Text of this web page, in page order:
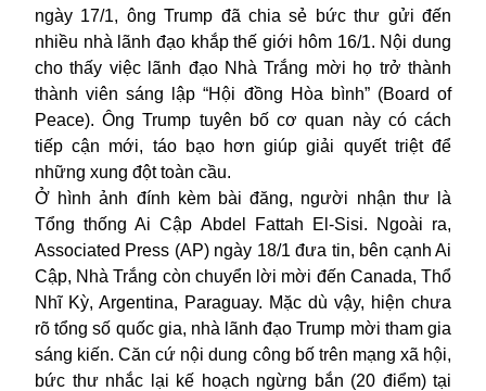
ngày 17/1, ông Trump đã chia sẻ bức thư gửi đến
nhiều nhà lãnh đạo khắp thế giới hôm 16/1. Nội dung
cho thấy việc lãnh đạo Nhà Trắng mời họ trở thành
thành viên sáng lập “Hội đồng Hòa bình” (Board of
Peace). Ông Trump tuyên bố cơ quan này có cách
tiếp cận mới, táo bạo hơn giúp giải quyết triệt để
những xung đột toàn cầu.
Ở hình ảnh đính kèm bài đăng, người nhận thư là
Tổng thống Ai Cập Abdel Fattah El-Sisi. Ngoài ra,
Associated Press (AP) ngày 18/1 đưa tin, bên cạnh Ai
Cập, Nhà Trắng còn chuyển lời mời đến Canada, Thổ
Nhĩ Kỳ, Argentina, Paraguay. Mặc dù vậy, hiện chưa
rõ tổng số quốc gia, nhà lãnh đạo Trump mời tham gia
sáng kiến. Căn cứ nội dung công bố trên mạng xã hội,
bức thư nhắc lại kế hoạch ngừng bắn (20 điểm) tại